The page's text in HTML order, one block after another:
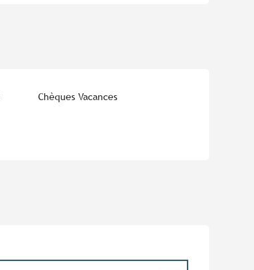
Chèques Vacances